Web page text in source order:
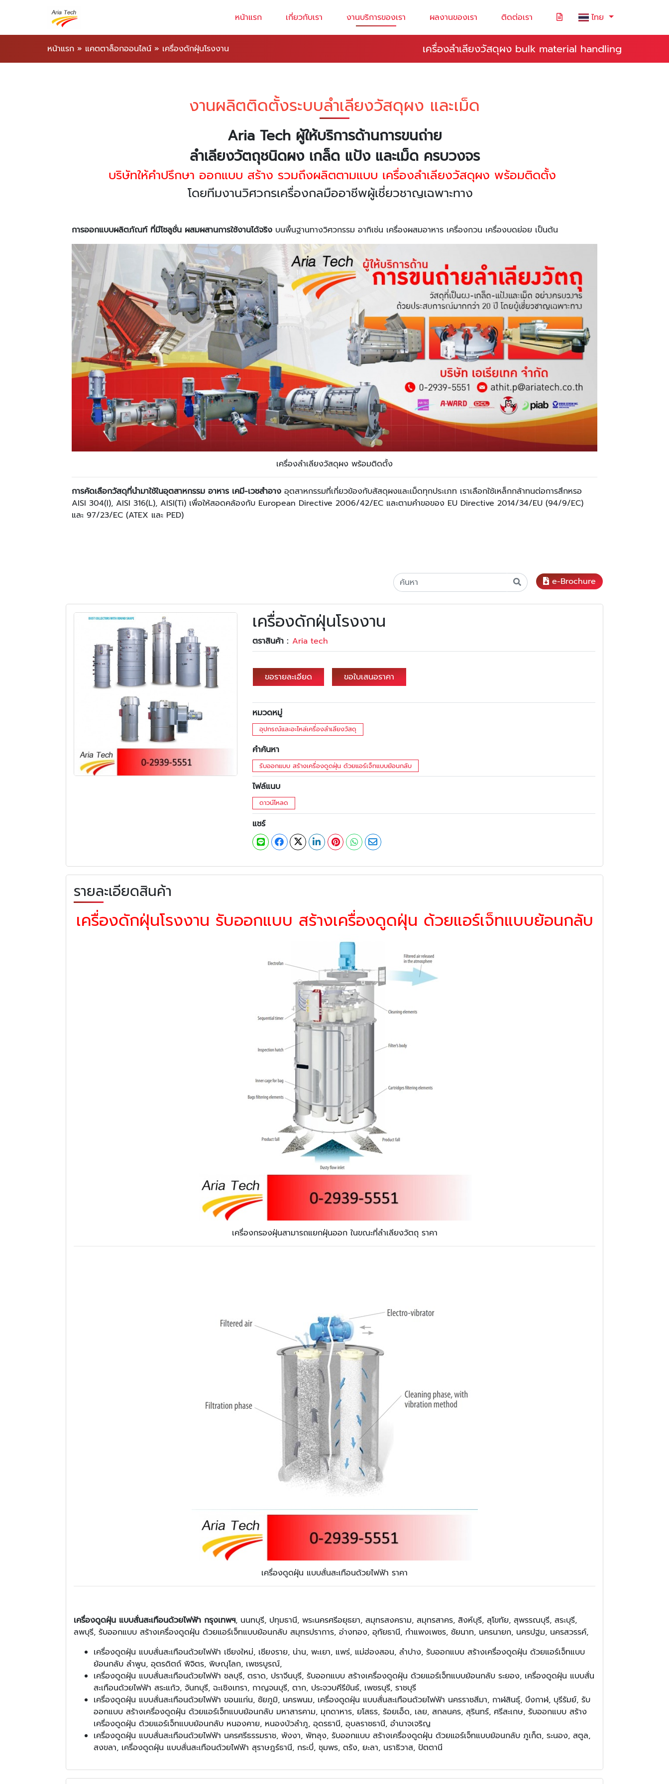
หน้าแรก เกี่ยวกับเรา งานบริการของเรา ผลงานของเรา ติดต่อเรา ไทย
หน้าแรก » แคตตาล็อกออนไลน์ » เครื่องดักฝุ่นโรงงาน เครื่องลำเลียงวัสดุผง bulk material handling
งานผลิตติดตั้งระบบลำเลียงวัสดุผง และเม็ด
Aria Tech ผู้ให้บริการด้านการขนถ่าย
ลำเลียงวัตถุชนิดผง เกล็ด แป้ง และเม็ด ครบวงจร
บริษัทให้คำปรึกษา ออกแบบ สร้าง รวมถึงผลิตตามแบบ เครื่องลำเลียงวัสดุผง พร้อมติดตั้ง
โดยทีมงานวิศวกรเครื่องกลมืออาชีพผู้เชี่ยวชาญเฉพาะทาง
การออกแบบผลิตภัณฑ์ ที่มีโซลูชั่น ผสมผสานการใช้งานได้จริง บนพื้นฐานทางวิศวกรรม อาทิเช่น เครื่องผสมอาหาร เครื่องกวน เครื่องบดย่อย เป็นต้น
เครื่องลำเลียงวัสดุผง พร้อมติดตั้ง
การคัดเลือกวัสดุที่นำมาใช้ในอุตสาหกรรม อาหาร เคมี-เวชสำอาง อุตสาหกรรมที่เกี่ยวข้องกับสัสดุผงและเม็ดทุกประเภท เราเลือกใช้เหล็กกล้าทนต่อการสึกหรอ
AISI 304(I), AISI 316(L), AISI(Ti) เพื่อให้สอดคล้องกับ European Directive 2006/42/EC และตามคำขอของ EU Directive 2014/34/EU (94/9/EC)
และ 97/23/EC (ATEX และ PED)
e-Brochure
เครื่องดักฝุ่นโรงงาน
ตราสินค้า : Aria tech
ขอรายละเอียด ขอใบเสนอราคา
หมวดหมู่
อุปกรณ์และอะไหล่เครื่องลำเลียงวัสดุ
คำค้นหา
รับออกแบบ สร้างเครื่องดูดฝุ่น ด้วยแอร์เจ็ทแบบย้อนกลับ
ไฟล์แนบ
ดาวน์โหลด
แชร์
รายละเอียดสินค้า
เครื่องดักฝุ่นโรงงาน รับออกแบบ สร้างเครื่องดูดฝุ่น ด้วยแอร์เจ็ทแบบย้อนกลับ
เครื่องกรองฝุ่นสามารถแยกฝุ่นออก ในขณะที่ลำเลียงวัตถุ ราคา
เครื่องดูดฝุ่น แบบสั่นสะเทือนด้วยไฟฟ้า ราคา
เครื่องดูดฝุ่น แบบสั่นสะเทือนด้วยไฟฟ้า กรุงเทพฯ, นนทบุรี, ปทุมธานี, พระนครศรีอยุธยา, สมุทรสงคราม, สมุทรสาคร, สิงห์บุรี, สุโขทัย, สุพรรณบุรี, สระบุรี,
ลพบุรี, รับออกแบบ สร้างเครื่องดูดฝุ่น ด้วยแอร์เจ็ทแบบย้อนกลับ สมุทรปราการ, อ่างทอง, อุทัยธานี, กำแพงเพชร, ชัยนาท, นครนายก, นครปฐม, นครสวรรค์,
เครื่องดูดฝุ่น แบบสั่นสะเทือนด้วยไฟฟ้า เชียงใหม่, เชียงราย, น่าน, พะเยา, แพร่, แม่ฮ่องสอน, ลำปาง, รับออกแบบ สร้างเครื่องดูดฝุ่น ด้วยแอร์เจ็ทแบบ
ย้อนกลับ ลำพูน, อุตรดิตถ์ พิจิตร, พิษณุโลก, เพชรบูรณ์,
เครื่องดูดฝุ่น แบบสั่นสะเทือนด้วยไฟฟ้า ชลบุรี, ตราด, ปราจีนบุรี, รับออกแบบ สร้างเครื่องดูดฝุ่น ด้วยแอร์เจ็ทแบบย้อนกลับ ระยอง, เครื่องดูดฝุ่น แบบสั่น
สะเทือนด้วยไฟฟ้า สระแก้ว, จันทบุรี, ฉะเชิงเทรา, กาญจนบุรี, ตาก, ประจวบคีรีขันธ์, เพชรบุรี, ราชบุรี
เครื่องดูดฝุ่น แบบสั่นสะเทือนด้วยไฟฟ้า ขอนแก่น, ชัยภูมิ, นครพนม, เครื่องดูดฝุ่น แบบสั่นสะเทือนด้วยไฟฟ้า นครราชสีมา, กาฬสินธุ์, บึงกาฬ, บุรีรัมย์, รับ
ออกแบบ สร้างเครื่องดูดฝุ่น ด้วยแอร์เจ็ทแบบย้อนกลับ มหาสารคาม, มุกดาหาร, ยโสธร, ร้อยเอ็ด, เลย, สกลนคร, สุรินทร์, ศรีสะเกษ, รับออกแบบ สร้าง
เครื่องดูดฝุ่น ด้วยแอร์เจ็ทแบบย้อนกลับ หนองคาย, หนองบัวลำภู, อุดรธานี, อุบลราชธานี, อำนาจเจริญ
เครื่องดูดฝุ่น แบบสั่นสะเทือนด้วยไฟฟ้า นครศรีธรรมราช, พังงา, พัทลุง, รับออกแบบ สร้างเครื่องดูดฝุ่น ด้วยแอร์เจ็ทแบบย้อนกลับ ภูเก็ต, ระนอง, สตูล,
สงขลา, เครื่องดูดฝุ่น แบบสั่นสะเทือนด้วยไฟฟ้า สุราษฎร์ธานี, กระบี่, ชุมพร, ตรัง, ยะลา, นราธิวาส, ปัตตานี